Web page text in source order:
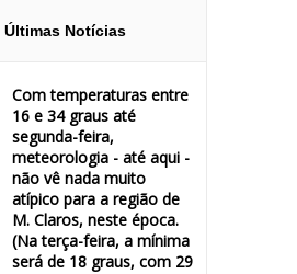
Últimas Notícias
Com temperaturas entre
16 e 34 graus até
segunda-feira,
meteorologia - até aqui -
não vê nada muito
atípico para a região de
M. Claros, neste época.
(Na terça-feira, a mínima
será de 18 graus, com 29